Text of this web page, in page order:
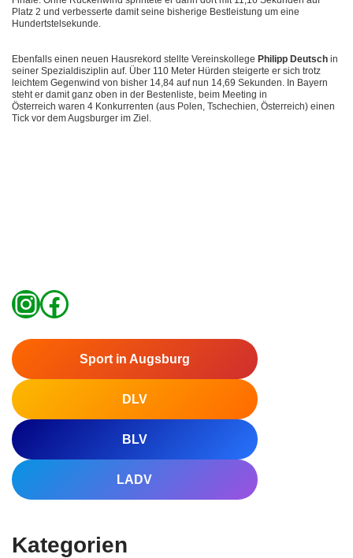
Platz 2 und verbesserte damit seine bisherige Bestleistung um eine
Hundertstelsekunde.
Ebenfalls einen neuen Hausrekord stellte Vereinskollege Philipp Deutsch in
seiner Spezialdisziplin auf. Über 110 Meter Hürden steigerte er sich trotz
leichtem Gegenwind von bisher 14,84 auf nun 14,69 Sekunden. In Bayern
steht er damit ganz oben in der Bestenliste, beim Meeting in
Österreich waren 4 Konkurrenten (aus Polen, Tschechien, Österreich) einen
Tick vor dem Augsburger im Ziel.
Sport in Augsburg
DLV
BLV
LADV
Kategorien